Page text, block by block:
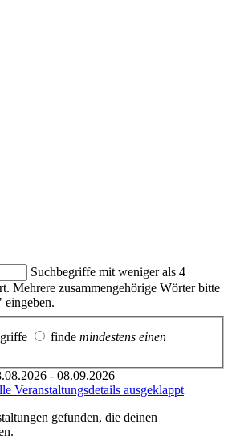
Suchbegriffe mit weniger als 4
Mehrere zusammengehörige Wörter bitte
finde mindestens einen
- 08.09.2026
Veranstaltungsdetails ausgeklappt
gefunden, die deinen